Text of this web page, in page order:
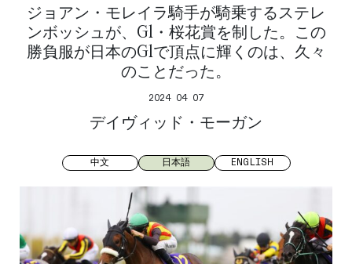
ジョアン・モレイラ騎手が騎乗するステレ
ンボッシュが、G1・桜花賞を制した。この
勝負服が日本のG1で頂点に輝くのは、久々
のことだった。
2024 04 07
デイヴィッド・モーガン
中文 日本語 ENGLISH